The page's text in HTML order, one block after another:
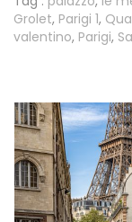
Grolet, Parigi 1,
valentino, Parigi,